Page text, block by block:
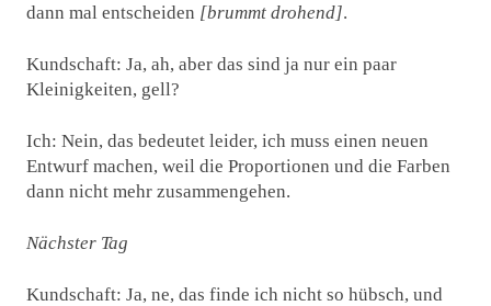
dann mal entscheiden [brummt drohend].
Kundschaft: Ja, ah, aber das sind ja nur ein paar
Kleinigkeiten, gell?
Ich: Nein, das bedeutet leider, ich muss einen neuen
Entwurf machen, weil die Proportionen und die Farben
dann nicht mehr zusammengehen.
Nächster Tag
Kundschaft: Ja, ne, das finde ich nicht so hübsch, und